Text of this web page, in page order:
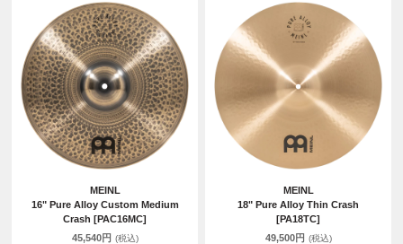
MEINL
16" Pure Alloy Custom Medium
Crash [PAC16MC]
45,540円 (税込)
MEINL
18" Pure Alloy Thin Crash
[PA18TC]
49,500円 (税込)